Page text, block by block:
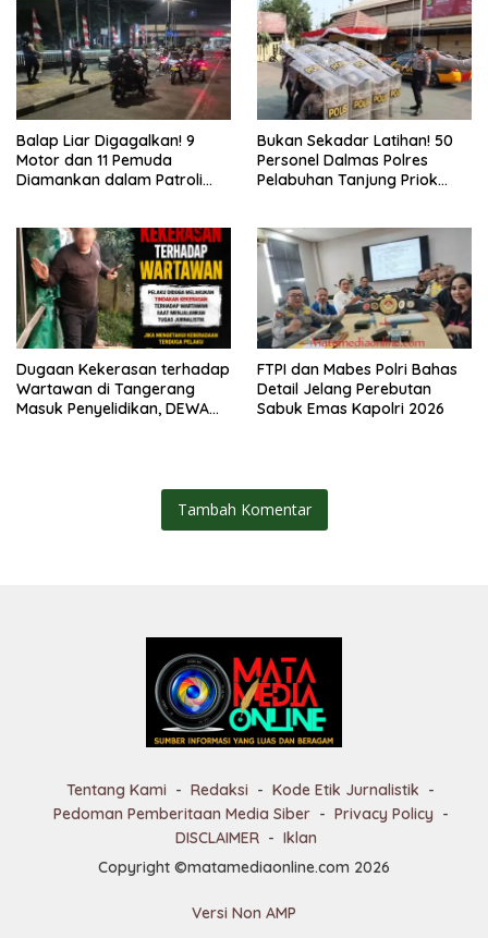
Balap Liar Digagalkan! 9
Motor dan 11 Pemuda
Diamankan dalam Patroli
Bukan Sekadar Latihan! 50
Personel Dalmas Polres
Pelabuhan Tanjung Priok
Dugaan Kekerasan terhadap
Wartawan di Tangerang
Masuk Penyelidikan, DEWA
FTPI dan Mabes Polri Bahas
Detail Jelang Perebutan
Sabuk Emas Kapolri 2026
Tambah Komentar
Tentang Kami Redaksi
Kode Etik Jurnalistik
Pedoman Pemberitaan Media Siber
Privacy Policy
DISCLAIMER
Iklan
Copyright ©matamediaonline.com 2026
Versi Non AMP